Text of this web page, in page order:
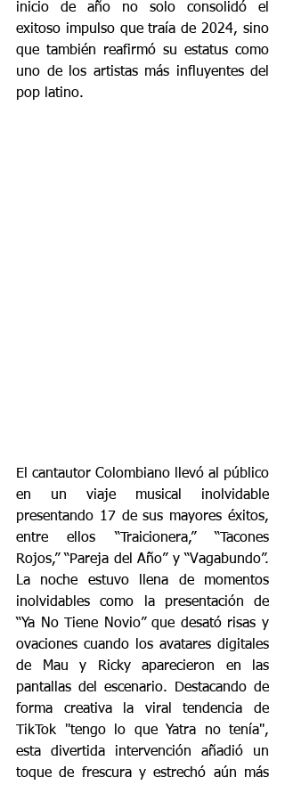
inicio de año no solo consolidó el
exitoso impulso que traía de 2024, sino
que también reafirmó su estatus como
uno de los artistas más influyentes del
pop latino.
El cantautor Colombiano llevó al público
en un viaje musical inolvidable
presentando 17 de sus mayores éxitos,
entre ellos “Traicionera,” “Tacones
Rojos,” “Pareja del Año” y “Vagabundo”.
La noche estuvo llena de momentos
inolvidables como la presentación de
“Ya No Tiene Novio” que desató risas y
ovaciones cuando los avatares digitales
de Mau y Ricky aparecieron en las
pantallas del escenario. Destacando de
forma creativa la viral tendencia de
TikTok "tengo lo que Yatra no tenía",
esta divertida intervención añadió un
toque de frescura y estrechó aún más